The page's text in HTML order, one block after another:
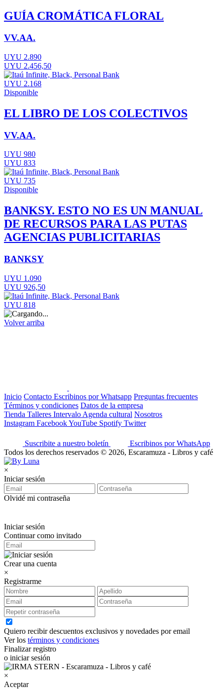
GUÍA CROMÁTICA FLORAL
VV.AA.
UYU 2.890
UYU 2.456,50
UYU 2.168
Disponible
EL LIBRO DE LOS COLECTIVOS
VV.AA.
UYU 980
UYU 833
UYU 735
Disponible
BANKSY. ESTO NO ES UN MANUAL
DE RECURSOS PARA LAS PUTAS
AGENCIAS PUBLICITARIAS
BANKSY
UYU 1.090
UYU 926,50
UYU 818
Volver arriba
Inicio Contacto Escribinos por Whatsapp Preguntas frecuentes
Términos y condiciones Datos de la empresa
Tienda Talleres Intervalo Agenda cultural Nosotros
Instagram FacebookYouTube Spotify Twitter
Suscribite a nuestro boletín
Escribinos por WhatsApp
Todos los derechos reservados © 2026, Escaramuza - Libros y café
×
Iniciar sesión
Olvidé mi contraseña
Iniciar sesión
Continuar como invitado
Crear una cuenta
×
Registrarme
Quiero recibir descuentos exclusivos y novedades por email
Ver los términos y condiciones
Finalizar registro
o iniciar sesión
×
Aceptar